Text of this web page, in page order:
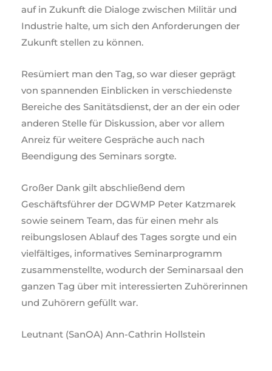
auf in Zukunft die Dialoge zwischen Militär und
Industrie halte, um sich den Anforderungen der
Zukunft stellen zu können.
Resümiert man den Tag, so war dieser geprägt
von spannenden Einblicken in verschiedenste
Bereiche des Sanitätsdienst, der an der ein oder
anderen Stelle für Diskussion, aber vor allem
Anreiz für weitere Gespräche auch nach
Beendigung des Seminars sorgte.
Großer Dank gilt abschließend dem
Geschäftsführer der DGWMP Peter Katzmarek
sowie seinem Team, das für einen mehr als
reibungslosen Ablauf des Tages sorgte und ein
vielfältiges, informatives Seminarprogramm
zusammenstellte, wodurch der Seminarsaal den
ganzen Tag über mit interessierten Zuhörerinnen
und Zuhörern gefüllt war.
Leutnant (SanOA) Ann-Cathrin Hollstein